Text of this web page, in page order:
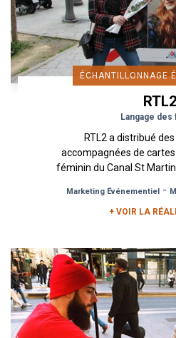
ÉCHANTILLONNAGE
RTL2
Langage des
RTL2 a distribué
accompagnées de
féminin du Canal St
Marketing Événementiel-
+ VOIR LA